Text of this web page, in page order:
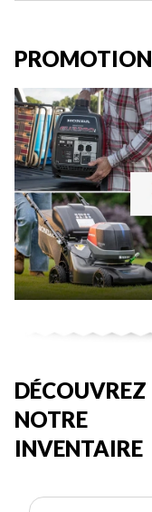
DÉCOUVREZ
NOTRE
INVENTAIRE